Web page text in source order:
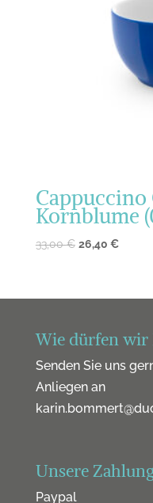
Cappuccino
Kornblume
33,00€ 26,40 €
Wie dürfen wir
Senden Sie uns
Anliegen an
Unsere
Paypal